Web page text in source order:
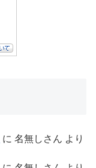
に 名無しさん より